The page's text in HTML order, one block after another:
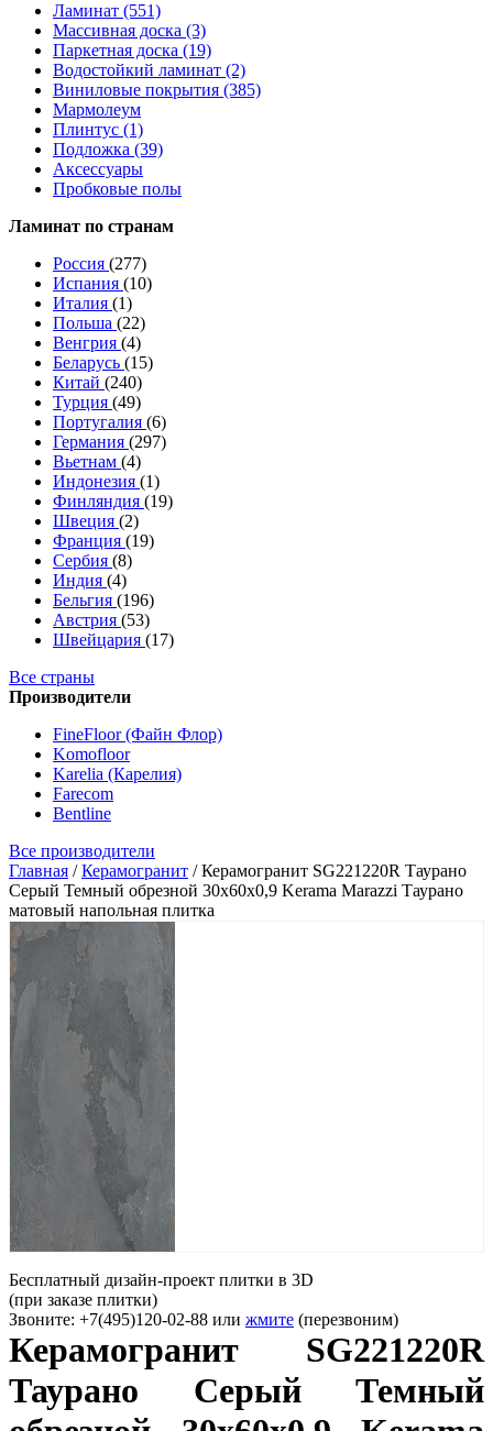
Ламинат (551)
Массивная доска (3)
Паркетная доска (19)
Водостойкий ламинат (2)
Виниловые покрытия (385)
Мармолеум
Плинтус (1)
Подложка (39)
Аксессуары
Пробковые полы
Ламинат по странам
Россия (277)
Испания (10)
Италия (1)
Польша (22)
Венгрия (4)
Беларусь (15)
Китай (240)
Турция (49)
Португалия (6)
Германия (297)
Вьетнам (4)
Индонезия (1)
Финляндия (19)
Швеция (2)
Франция (19)
Сербия (8)
Индия (4)
Бельгия (196)
Австрия (53)
Швейцария (17)
Все страны
Производители
FineFloor (Файн Флор)
Komofloor
Karelia (Карелия)
Farecom
Bentline
Все производители
Главная /Керамогранит /Керамогранит SG221220R Таурано
Серый Темный обрезной 30x60x0,9 Kerama Marazzi Таурано
матовый напольная плитка
Бесплатный дизайн-проект плитки в 3D
(при заказе плитки)
Звоните: +7(495)120-02-88 или жмите (перезвоним)
Керамогранит SG221220R
Таурано Серый Темный